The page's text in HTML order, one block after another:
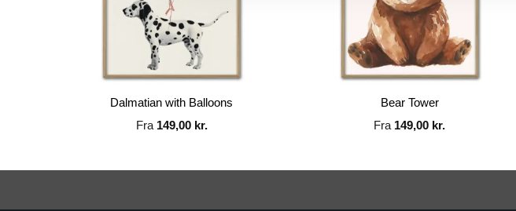
Dalmatian with Balloons
Fra 149,00 kr.
Bear Tower
Fra 149,00 kr.